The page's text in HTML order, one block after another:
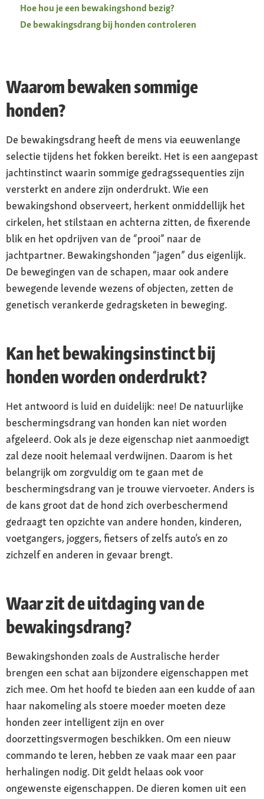
Hoe hou je een bewakingshond bezig?
De bewakingsdrang bij honden controleren
Waarom bewaken sommige
honden?
De bewakingsdrang heeft de mens via eeuwenlange
selectie tijdens het fokken bereikt. Het is een aangepast
jachtinstinct waarin sommige gedragssequenties zijn
versterkt en andere zijn onderdrukt. Wie een
bewakingshond observeert, herkent onmiddellijk het
cirkelen, het stilstaan en achterna zitten, de fixerende
blik en het opdrijven van de “prooi” naar de
jachtpartner. Bewakingshonden “jagen” dus eigenlijk.
De bewegingen van de schapen, maar ook andere
bewegende levende wezens of objecten, zetten de
genetisch verankerde gedragsketen in beweging.
Kan het bewakingsinstinct bij
honden worden onderdrukt?
Het antwoord is luid en duidelijk: nee! De natuurlijke
beschermingsdrang van honden kan niet worden
afgeleerd. Ook als je deze eigenschap niet aanmoedigt
zal deze nooit helemaal verdwijnen. Daarom is het
belangrijk om zorgvuldig om te gaan met de
beschermingsdrang van je trouwe viervoeter. Anders is
de kans groot dat de hond zich overbeschermend
gedraagt ten opzichte van andere honden, kinderen,
voetgangers, joggers, fietsers of zelfs auto’s en zo
zichzelf en anderen in gevaar brengt.
Waar zit de uitdaging van de
bewakingsdrang?
Bewakingshonden zoals de Australische herder
brengen een schat aan bijzondere eigenschappen met
zich mee. Om het hoofd te bieden aan een kudde of aan
haar nakomeling als stoere moeder moeten deze
honden zeer intelligent zijn en over
doorzettingsvermogen beschikken. Om een nieuw
commando te leren, hebben ze vaak maar een paar
herhalingen nodig. Dit geldt helaas ook voor
ongewenste eigenschappen. De dieren komen uit een